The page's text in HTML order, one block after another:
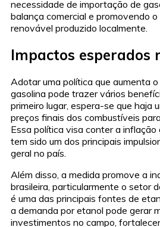
necessidade de importação de
balança comercial e promovendo o
renovável produzido localmente.
Impactos esperados
Adotar uma política que aumenta
gasolina pode trazer vários
primeiro lugar, espera-se que haja
preços finais dos combustíveis
Essa política visa conter a inflação
tem sido um dos principais
geral no país.
Além disso, a medida promove a
brasileira, particularmente o setor
é uma das principais fontes de
a demanda por etanol pode gerar
investimentos no campo,